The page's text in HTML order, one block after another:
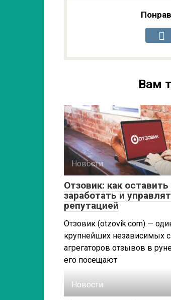
Вам
Новости
Отзовик: как
заработать и
репутацией
Отзовик (otzovik.com) —
крупнейших независимых
агрегаторов отзывов в
его посещают
Новости